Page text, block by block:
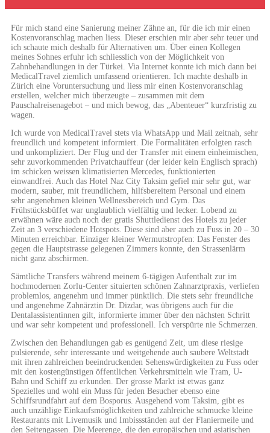
Für mich stand eine Sanierung meiner Zähne an, für die ich mir einen
Kostenvoranschlag machen liess. Dieser erschien mir aber sehr teuer und
ich schaute mich deshalb für Alternativen um. Über einen Kollegen
meines Sohnes erfuhr ich schliesslich von der Möglichkeit von
Zahnbehandlungen in der Türkei. Via Internet konnte ich mich dann bei
MedicalTravel ziemlich umfassend orientieren. Ich machte deshalb in
Zürich eine Voruntersuchung und liess mir einen Kostenvoranschlag
erstellen, welcher mich überzeugte – zusammen mit dem
Pauschalreisenagebot – und mich bewog, das „Abenteuer“ kurzfristig zu
wagen.
Ich wurde von MedicalTravel stets via WhatsApp und Mail zeitnah, sehr
freundlich und kompetent informiert. Die Formalitäten erfolgten rasch
und unkompliziert. Der Flug und der Transfer mit einem einheimischen,
sehr zuvorkommenden Privatchauffeur (der leider kein Englisch sprach)
im schicken weissen klimatisierten Mercedes, funktionierten
einwandfrei. Auch das Hotel Naz City Taksim gefiel mir sehr gut, war
modern, sauber, mit freundlichem, hilfsbereitem Personal und einem
sehr angenehmen kleinen Wellnessbereich und Gym. Das
Frühstücksbüffet war unglaublich vielfältig und lecker. Lobend zu
erwähnen wäre auch noch der gratis Shuttledienst des Hotels zu jeder
Zeit an 3 verschiedene Hotspots. Diese sind aber auch zu Fuss in 20 – 30
Minuten erreichbar. Einziger kleiner Wermutstropfen: Das Fenster des
gegen die Hauptstrasse gelegenen Zimmers konnte, den Strassenlärm
nicht ganz abschirmen.
Sämtliche Transfers während meinem 6-tägigen Aufenthalt zur im
hochmodernen Zorlu-Center situierten schönen Zahnarztpraxis, verliefen
problemlos, angenehm und immer pünktlich. Die stets sehr freundliche
und angenehme Zahnärztin Dr. Dizdar, was übrigens auch für die
Dentalassistentinnen gilt, informierte immer über den nächsten Schritt
und war sehr kompetent und professionell. Ich verspürte nie Schmerzen.
Zwischen den Behandlungen gab es genügend Zeit, um diese riesige
pulsierende, sehr interessante und weitgehende auch saubere Weltstadt
mit ihren zahlreichen beeindruckenden Sehenswürdigkeiten zu Fuss oder
mit den kostengünstigen öffentlichen Verkehrsmitteln wie Tram, U-
Bahn und Schiff zu erkunden. Der grosse Markt ist etwas ganz
Spezielles und wohl ein Muss für jeden Besucher ebenso eine
Schiffsrundfahrt auf dem Bosporus. Ausgehend vom Taksim, gibt es
auch unzählige Einkaufsmöglichkeiten und zahlreiche schmucke kleine
Restaurants mit Livemusik und Imbissständen auf der Flaniermeile und
den Seitengassen. Die Meerenge, die den europäischen und asiatischen